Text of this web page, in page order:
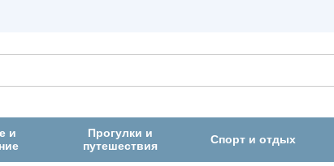
и
Прогулки и
путешествия
Спорт и отдых